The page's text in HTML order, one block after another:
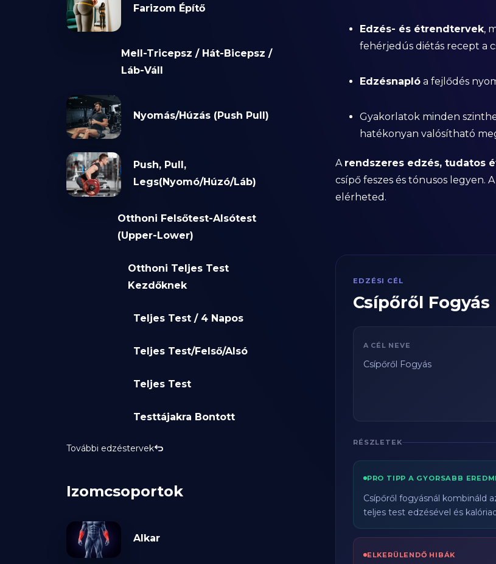
Farizom Építő
Mell-Tricepsz / Hát-Bicepsz /
Láb-Váll
Nyomás/Húzás (Push Pull)
Push, Pull,
Legs(Nyomó/Húzó/Láb)
Otthoni Felsőtest-Alsótest
(Upper-Lower)
Otthoni Teljes Test
Kezdőknek
Teljes Test / 4 Napos
Teljes Test/Felső/Alsó
Teljes Test
Testtájakra Bontott
További edzéstervek
Izomcsoportok
Alkar
Edzés- és étrendtervek,
fehérjedús diétás recept a
Edzésnaplóa fejlődés
Gyakorlatok minden
hatékonyan valósítható
A rendszeres edzés, tudatos
csípő feszes és tónusos legyen.
elérheted.
EDZÉSI CÉL
Csípőről Fogyás
A CÉL NEVE
Csípőről Fogyás
RÉSZLETEK
PRO TIPP A GYORSABB
Csípőről fogyásnál kombináld
teljes test edzésével és
ELKERÜLENDŐ HIBÁK